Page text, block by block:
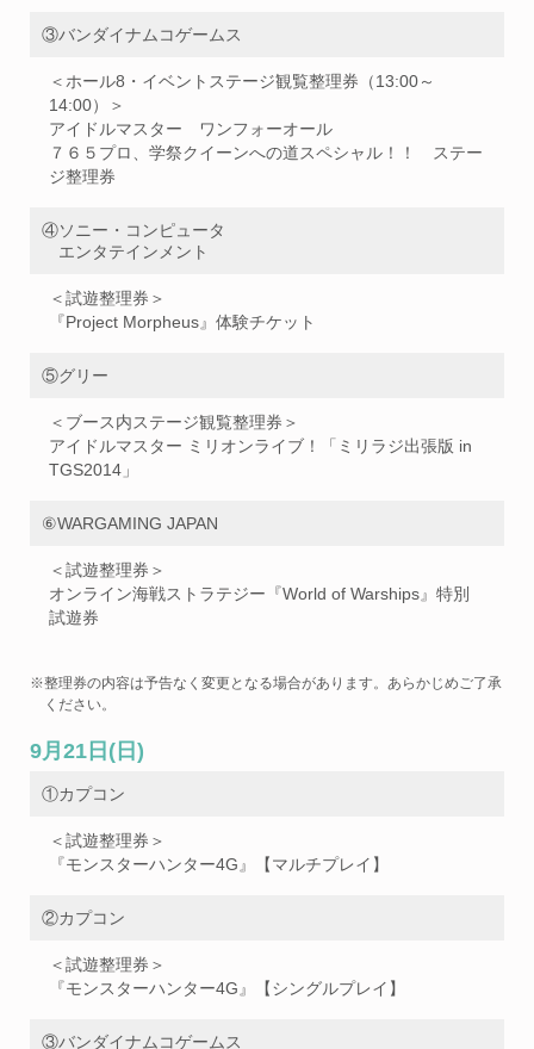
③バンダイナムコゲームス
＜ホール8・イベントステージ観覧整理券（13:00～
14:00）＞
アイドルマスター ワンフォーオール
７６５プロ、学祭クイーンへの道スペシャル！！ ステー
ジ整理券
④ソニー・コンピュータ
エンタテインメント
＜試遊整理券＞
『Project Morpheus』体験チケット
⑤グリー
＜ブース内ステージ観覧整理券＞
アイドルマスター ミリオンライブ！「ミリラジ出張版 in
TGS2014」
⑥WARGAMING JAPAN
＜試遊整理券＞
オンライン海戦ストラテジー『World of Warships』特別
試遊券
※整理券の内容は予告なく変更となる場合があります。あらかじめご了承
ください。
9月21日(日)
①カプコン
＜試遊整理券＞
『モンスターハンター4G』【マルチプレイ】
②カプコン
＜試遊整理券＞
『モンスターハンター4G』【シングルプレイ】
③バンダイナムコゲームス